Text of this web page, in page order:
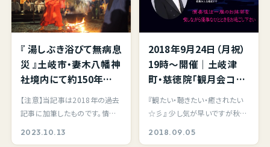
『 湯しぶき浴びて無病息
災 』土岐市・妻木八幡神
社境内にて約150年前
から途絶えてしまった古
き歴史ある神事「湯立神
ました。
【注意】当記事は2018年の過去
記事に加筆したものです。情報
2023.10.13
2018年9月24日（月祝）
19時～開催｜土岐津
町・慈徳院「観月会コン
サート」中秋の名月を愛
でながら境内で音楽と
『観たい・聴きたい・癒されたい
☆彡』 少し気が早いですが秋の
2018.09.05